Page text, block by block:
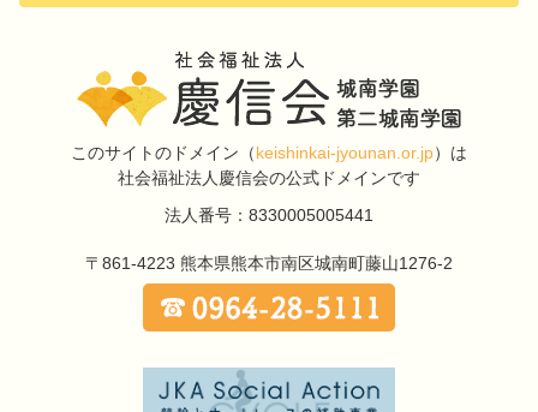
このサイトのドメイン （keishinkai-jyounan.or.jp）は
社会福祉法人慶信会の公式ドメインです
法人番号：8330005005441
〒861-4223 熊本県熊本市南区城南町藤山1276-2